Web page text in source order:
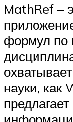
MathRef –
формул по
науки, как